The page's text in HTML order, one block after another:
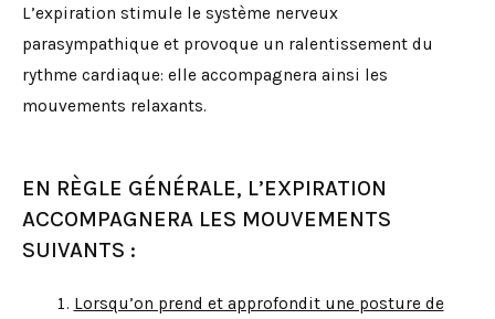
L’expiration stimule le système nerveux
parasympathique et provoque un ralentissement du
rythme cardiaque: elle accompagnera ainsi les
mouvements relaxants.
EN RÈGLE GÉNÉRALE, L’EXPIRATION
ACCOMPAGNERA LES MOUVEMENTS
SUIVANTS :
Lorsqu’on prend et approfondit une posture de